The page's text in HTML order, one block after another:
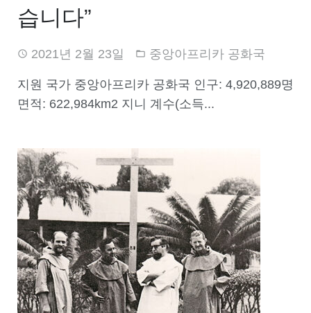
습니다”
2021년 2월 23일 중앙아프리카 공화국
지원 국가 중앙아프리카 공화국 인구: 4,920,889명
면적: 622,984km2 지니 계수(소득...